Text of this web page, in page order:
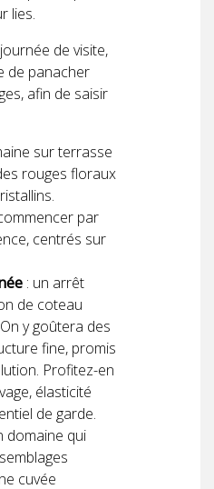
lies.
de visite,
de panacher
afin de saisir
sur terrasse
rouges floraux
par
centrés sur
: un arrêt
de coteau
y goûtera des
fine, promis
Profitez-en
élasticité
de garde.
domaine qui
cuvée